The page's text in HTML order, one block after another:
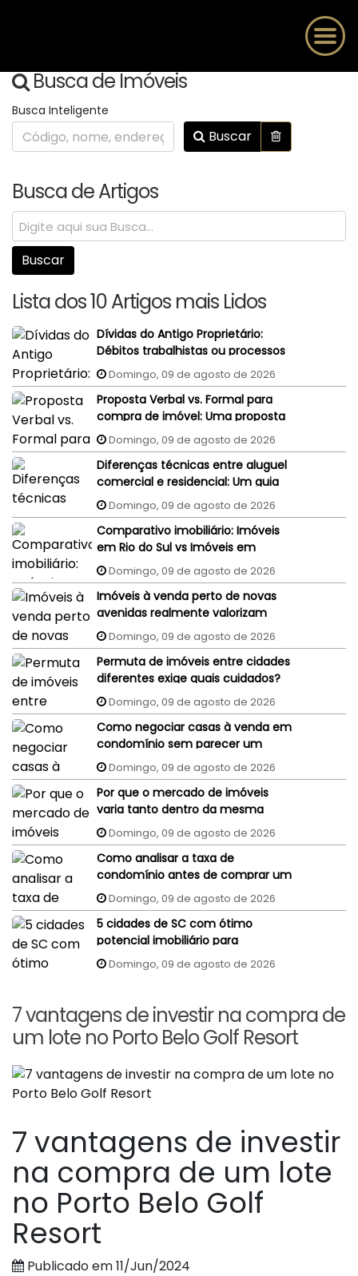
Busca de Imóveis
Busca Inteligente
Buscar
Busca de Artigos
Lista dos 10 Artigos mais Lidos
Dívidas do Antigo Proprietário:
Débitos trabalhistas ou processos
judiciais do vendedor podem
penhorar o imóvel recém-
comprado?
Domingo, 09 de agosto de 2026
Proposta Verbal vs. Formal para
compra de imóvel: Uma proposta
aceita por WhatsApp ou e-mail
tem validade jurídica?
Domingo, 09 de agosto de 2026
Diferenças técnicas entre aluguel
comercial e residencial: Um guia
completo
Domingo, 09 de agosto de 2026
Comparativo imobiliário: Imóveis
em Rio do Sul vs Imóveis em
Florianópolis (interior x capital)
Domingo, 09 de agosto de 2026
Imóveis à venda perto de novas
avenidas realmente valorizam
mais?Domingo, 09 de agosto de 2026
Permuta de imóveis entre cidades
diferentes exige quais cuidados?
Domingo, 09 de agosto de 2026
Como negociar casas à venda em
condomínio sem parecer um
comprador despreparado?
Domingo, 09 de agosto de 2026
Por que o mercado de imóveis
varia tanto dentro da mesma
cidade?
Domingo, 09 de agosto de 2026
Como analisar a taxa de
condomínio antes de comprar um
imóvel?
Domingo, 09 de agosto de 2026
5 cidades de SC com ótimo
potencial imobiliário para
investidores
Domingo, 09 de agosto de 2026
7 vantagens de investir na compra de
um lote no Porto Belo Golf Resort
7 vantagens de investir
na compra de um lote
no Porto Belo Golf
Resort
Publicado em 11/Jun/2024